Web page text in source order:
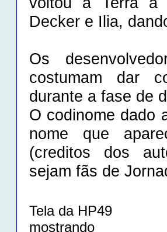
Decker e Ilia,
Os
costumam dar
durante a fase de
O codinome dado
nome que
(creditos dos
sejam fãs de
Tela da HP49
mostrando